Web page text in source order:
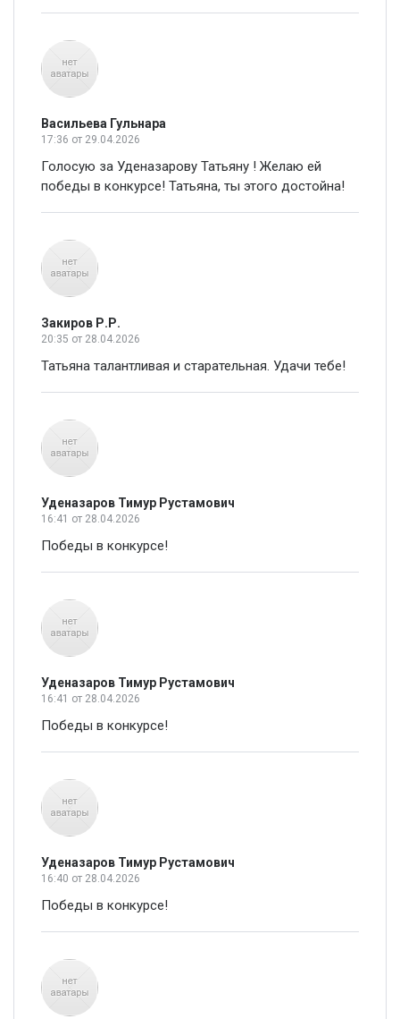
Васильева Гульнара
17:36 от 29.04.2026
Голосую за Уденазарову Татьяну ! Желаю ей
победы в конкурсе! Татьяна, ты этого достойна!
Закиров Р.Р.
20:35 от 28.04.2026
Татьяна талантливая и старательная. Удачи тебе!
Уденазаров Тимур Рустамович
16:41 от 28.04.2026
Победы в конкурсе!
Уденазаров Тимур Рустамович
16:41 от 28.04.2026
Победы в конкурсе!
Уденазаров Тимур Рустамович
16:40 от 28.04.2026
Победы в конкурсе!